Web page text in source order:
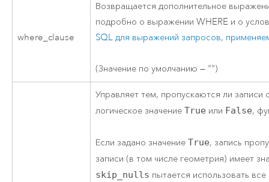
where_clause
Возвращается дополнительное
подробно о выражении WHERE и о
SQL для выражений запросов,
(Значение по умолчанию — "")
Управляет тем, пропускаются ли
логическое значениеTrue или False,
Если задано значениеTrue, запись
записи (в том числе геометрия) имеет
skip_nulls пытается использовать